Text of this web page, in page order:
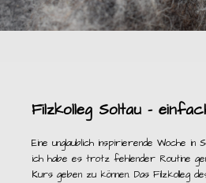
Filzkolleg Soltau –
Eine unglaublich inspirierende Woche in
ich habe es trotz fehlender Routine
Kurs geben zu können. Das Filzkolleg